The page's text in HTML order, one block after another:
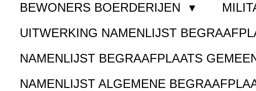
BEWONERS BOERDERIJEN
UITWERKING NAMENLIJST
NAMENLIJST BEGRAAFPLAATS
NAMENLIJST ALGEMENE